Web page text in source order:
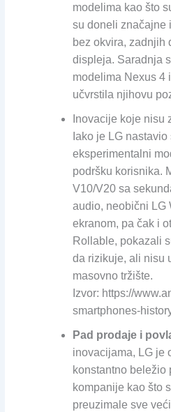
modelima kao što
su doneli značajne
bez okvira, zadnjih
displeja. Saradnja
modelima Nexus 4
učvrstila njihovu
Inovacije koje nisu
Iako je LG
eksperimentalni
podršku korisnika.
V10/V20 sa
audio, neobični LG
ekranom, pa čak i
Rollable, pokazali
da rizikuje, ali nisu
masovno tržište.
Izvor: https://
smartphones-
Pad prodaje i
inovacijama, LG je
konstantno beležio
kompanije kao što
preuzimale sve